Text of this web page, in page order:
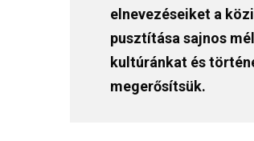
elnevezéseiket a
pusztítása sajnos
kultúránkat és
megerősítsük.